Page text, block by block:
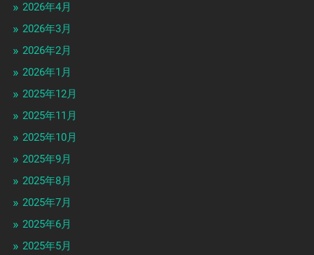
2026年4月
2026年3月
2026年2月
2026年1月
2025年12月
2025年11月
2025年10月
2025年9月
2025年8月
2025年7月
2025年6月
2025年5月